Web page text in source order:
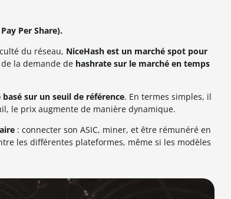
Per Share).
du réseau, NiceHash est un marché spot pour
la demande de hashrate sur le marché en temps
sur un seuil de référence. En termes simples, il
le prix augmente de manière dynamique.
: connecter son ASIC, miner, et être rémunéré en
les différentes plateformes, même si les modèles